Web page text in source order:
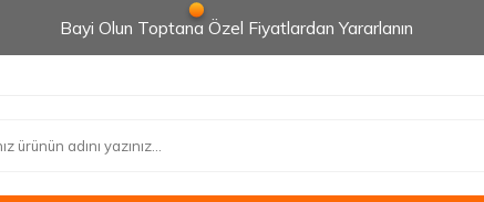
Bayi Olun Toptana Özel Fiyatlardan Yararlanın